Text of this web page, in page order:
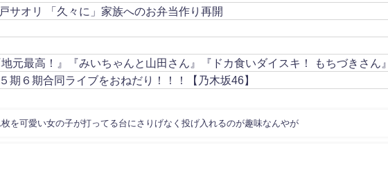
サオリ 「久々に」家族へのお弁当作り再開
元最高！』『みいちゃんと山田さん』『ドカ食いダイスキ！ もちづきさん』
期６期合同ライブをおねだり！！！【乃木坂46】
を可愛い女の子が打ってる台にさりげなく投げ入れるのが趣味なんやが